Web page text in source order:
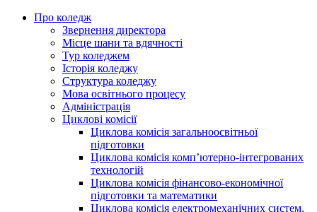
Про коледж
Звернення директора
Місце шани та вдячності
Тур коледжем
Історія коледжу
Структура коледжу
Мова освітнього процесу
Адміністрація
Циклові комісії
Циклова комісія загальноосвітньої
підготовки
Циклова комісія комп’ютерно-інтегрованих
технологій
Циклова комісія фінансово-економічної
підготовки та математики
Циклова комісія електромеханічних систем,